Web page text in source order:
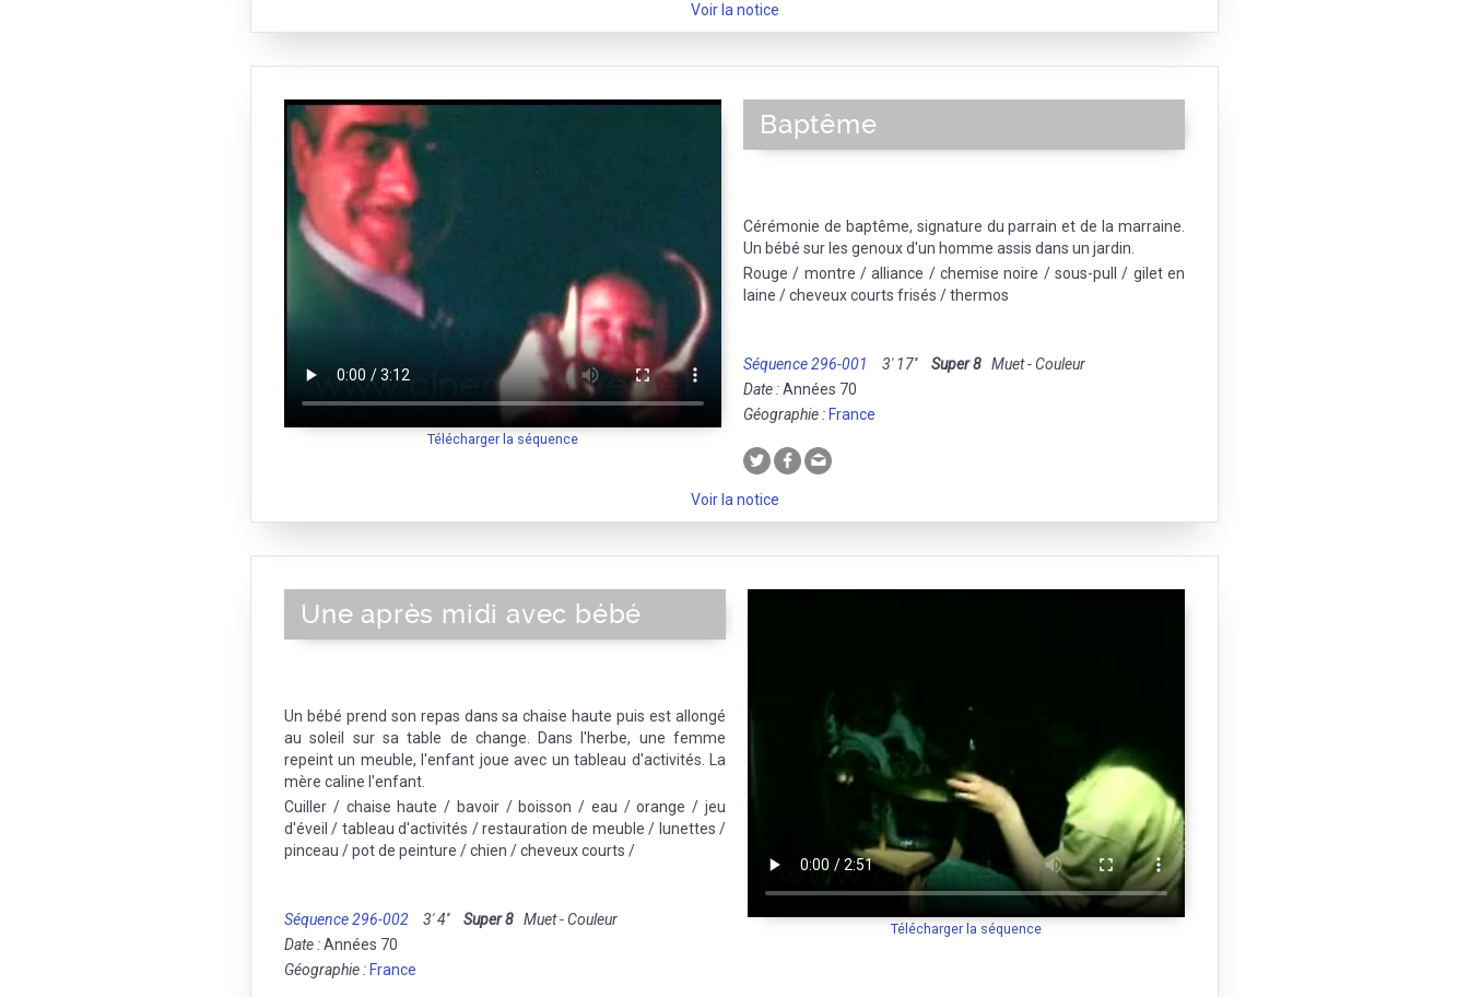
Voir la notice
Télécharger la séquence
Baptême
Cérémonie de baptême, signature du parrain et de la marraine.
Un bébé sur les genoux d'un homme assis dans un jardin.
Rouge / montre / alliance / chemise noire / sous-pull / gilet en
laine / cheveux courts frisés / thermos
Séquence 296-001 3' 17'' Super 8 Muet - Couleur
Date :Années 70
Géographie : France
Voir la notice
Télécharger la séquence
Une après midi avec bébé
Un bébé prend son repas dans sa chaise haute puis est allongé
au soleil sur sa table de change. Dans l'herbe, une femme
repeint un meuble, l'enfant joue avec un tableau d'activités. La
mère caline l'enfant.
Cuiller / chaise haute / bavoir / boisson / eau / orange / jeu
d'éveil / tableau d'activités / restauration de meuble / lunettes /
pinceau / pot de peinture / chien / cheveux courts /
Séquence 296-002 3' 4'' Super 8 Muet - Couleur
Date :Années 70
Géographie : France